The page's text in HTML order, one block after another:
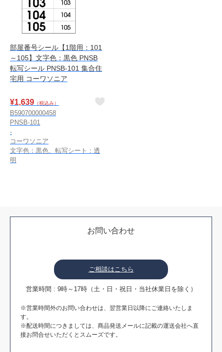
部屋番号シール【1階用：101
～105】文字色：黒色 PNSB
転写シール PNSB-101 集合住
宅用 コーワソニア
¥1,639 （税込み）
B590700000458
PNSB-101
-
コーワソニア
文字色：黒色、転写シート：透
明
お問い合わせ
ご相談はこちら
営業時間 : 9時～17時（土・日・祝日・当社休業日を除く）
※営業時間外のお問い合わせは、翌営業日以降にご連絡いたしま
す。
※配送時間につきましては、商品発送メールに記載の運送会社へ直
接お問合せいただくとスムーズです。